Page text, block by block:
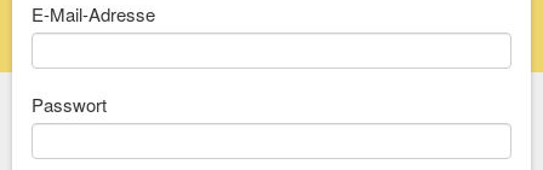
E-Mail-Adresse
Passwort